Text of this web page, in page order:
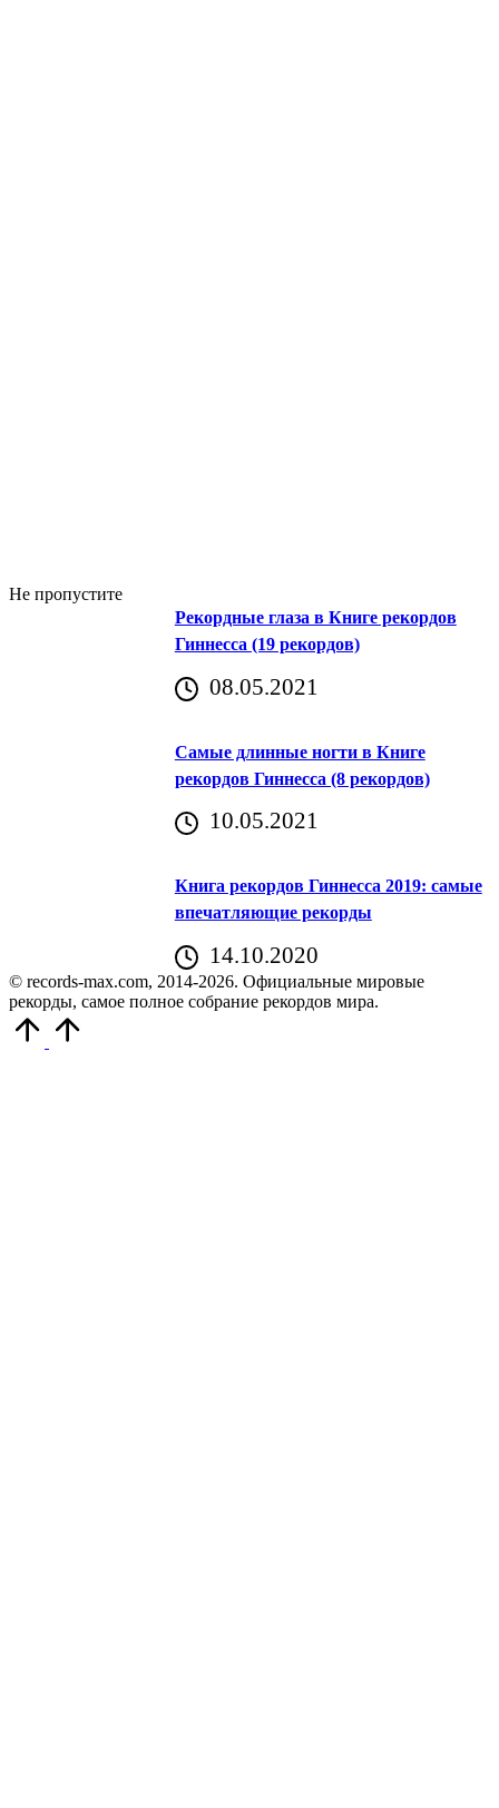
Не пропустите
Рекордные глаза в Книге рекордов
Гиннесса (19 рекордов)
08.05.2021
Самые длинные ногти в Книге
рекордов Гиннесса (8 рекордов)
10.05.2021
Книга рекордов Гиннесса 2019: самые
впечатляющие рекорды
14.10.2020
© records-max.com, 2014-2026. Официальные мировые
рекорды, самое полное собрание рекордов мира.